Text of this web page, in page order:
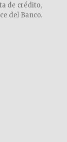
de crédito,
del Banco.